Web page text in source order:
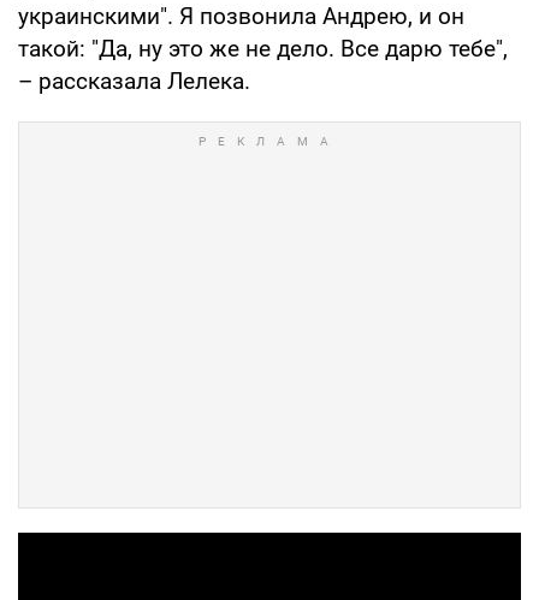
украинскими". Я позвонила Андрею, и он
такой: "Да, ну это же не дело. Все дарю тебе",
– рассказала Лелека.